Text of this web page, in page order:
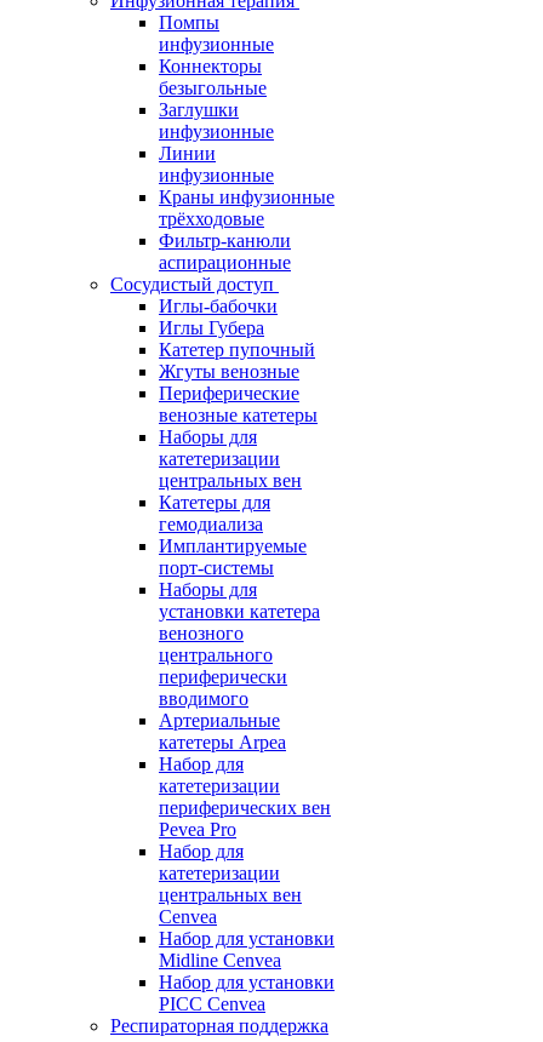
Помпы
инфузионные
Коннекторы
безыгольные
Заглушки
инфузионные
Линии
инфузионные
Краны инфузионные
трёхходовые
Фильтр-канюли
аспирационные
Сосудистый доступ
Иглы-бабочки
Иглы Губера
Катетер пупочный
Жгуты венозные
Периферические
венозные катетеры
Наборы для
катетеризации
центральных вен
Катетеры для
гемодиализа
Имплантируемые
порт‑системы
Наборы для
установки катетера
венозного
центрального
периферически
вводимого
Артериальные
катетеры Arpea
Набор для
катетеризации
периферических вен
Pevea Pro
Набор для
катетеризации
центральных вен
Cenvea
Набор для установки
Midline Cenvea
Набор для установки
PICC Cenvea
Респираторная поддержка